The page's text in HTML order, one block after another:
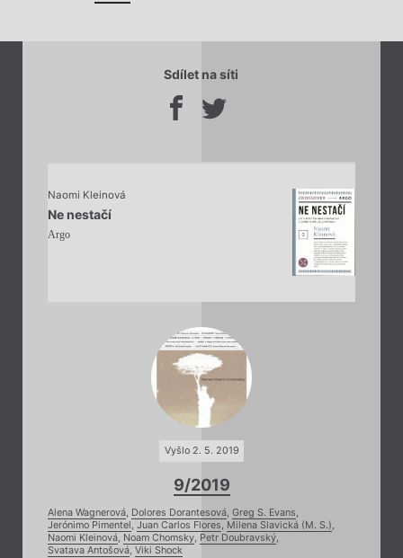
Sdílet na síti
Naomi Kleinová
Ne nestačí
Argo
Vyšlo 2. 5. 2019
9/2019
Alena Wagnerová, Dolores Dorantesová, Greg S. Evans,
Jerónimo Pimentel , Juan Carlos Flores, Milena Slavická (M. S.),
Naomi Kleinová, Noam Chomsky, Petr Doubravský,
Svatava Antošová, Viki Shock